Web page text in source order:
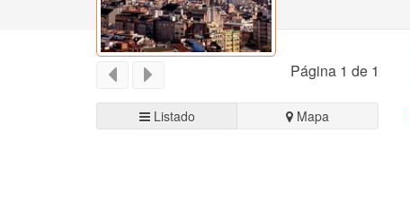
Página 1 de 1
Listado Mapa